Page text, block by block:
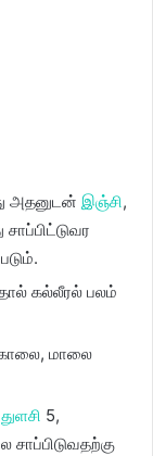
அதனுடன் இஞ்சி,
கல்லீரல் பலம்
மாலை
துளசி 5,
சாப்பிடுவதற்கு